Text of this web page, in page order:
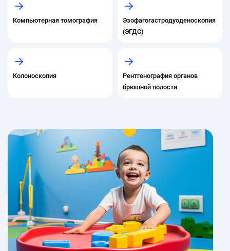
Компьютерная томография
Эзофагогастродуоденоскопия
(ЭГДС)
Колоноскопия
Рентгенография органов
брюшной полости